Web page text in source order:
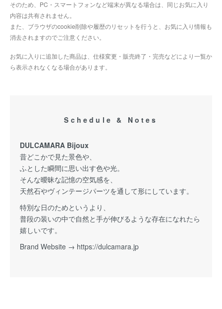
そのため、PC・スマートフォンなど端末が異なる場合は、同じお気に入り
内容は共有されません。
また、ブラウザのcookie削除や履歴のリセットを行うと、お気に入り情報も
消去されますのでご注意ください。
お気に入りに追加した商品は、仕様変更・販売終了・完売などにより一覧か
ら表示されなくなる場合があります。
Schedule & Notes
DULCAMARA Bijoux
昔どこかで見た景色や、
ふとした瞬間に思い出す色や光。
そんな曖昧な記憶の空気感を、
天然石やヴィンテージパーツを通して形にしています。
特別な日のためというより、
普段の装いの中で自然と手が伸びるような存在になれたら
嬉しいです。
Brand Website → https://dulcamara.jp